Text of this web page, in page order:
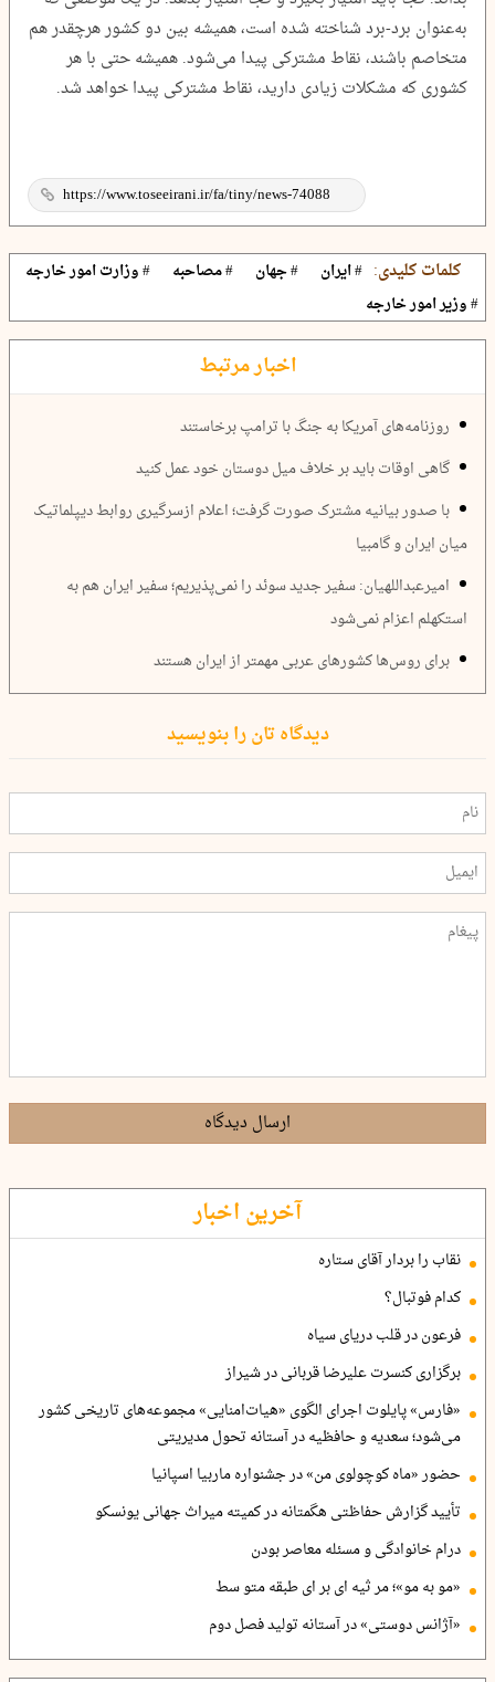
به‌عنوان برد-برد شناخته شده است، همیشه بین دو کشور هرچقدر هم
متخاصم باشند، نقاط مشترکی پیدا می‌شود. همیشه حتی با هر
کشوری که مشکلات زیادی دارید، نقاط مشترکی پیدا خواهد شد.
کلمات کلیدی: # ایران # جهان # مصاحبه
# وزارت امور خارجه
# وزیر امور خارجه
اخبار مرتبط
روزنامه‌های آمریکا به جنگ با ترامپ برخاستند
گاهی اوقات باید بر خلاف میل دوستان خود عمل کنید
با صدور بیانیه‌ مشترک صورت گرفت؛ اعلام ازسرگیری روابط دیپلماتیک
میان ایران و گامبیا
امیرعبداللهیان: سفیر جدید سوئد را نمی‌پذیریم؛ سفیر ایران هم به
استکهلم اعزام نمی‌شود
برای روس‌ها کشور‌های عربی مهمتر از ایران هستند
دیدگاه تان را بنویسید
ارسال دیدگاه
آخرین اخبار
نقاب را بردار آقای ستاره
کدام فوتبال؟
فرعون در قلب دریای سیاه
برگزاری کنسرت علیرضا قربانی در شیراز
«فارس» پایلوت اجرای الگوی «هیات‌امنایی» مجموعه‌های تاریخی کشور
می‌شود؛ سعدیه و حافظیه در آستانه تحول مدیریتی
حضور «ماه کوچولوی من» در جشنواره ماربیا اسپانیا
تأیید گزارش حفاظتی هگمتانه در کمیته میراث جهانی یونسکو
درام خانوادگی و مسئله معاصر بودن
«مو به مو»؛ مر ثیه ای بر ای طبقه متو سط
«آژانس دوستی» در آستانه تولید فصل دوم